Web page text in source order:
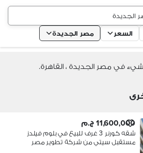
الجديدة
السعر مصر الجديدة
في مصر الجديدة ، القاهرة.
11,600,000 ج.م
شقه كورنر 3 غرف للبيع في بلوم فيلدز
مستقبل سيتي من شركة تطوير مصر